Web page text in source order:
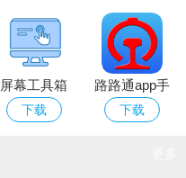
屏幕工具箱
(防误触&防烧
下载
路路通app手
机版
下载